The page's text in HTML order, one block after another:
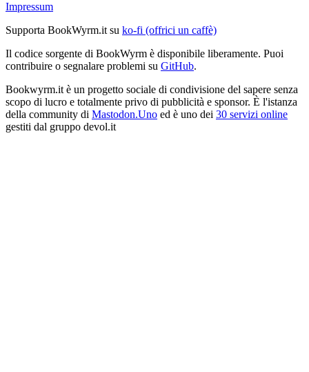
Impressum
Supporta BookWyrm.it su ko-fi (offrici un caffè)
Il codice sorgente di BookWyrm è disponibile liberamente. Puoi
contribuire o segnalare problemi su GitHub.
Bookwyrm.it è un progetto sociale di condivisione del sapere senza
scopo di lucro e totalmente privo di pubblicità e sponsor. È l'istanza
della community di Mastodon.Uno ed è uno dei 30 servizi online
gestiti dal gruppo devol.it